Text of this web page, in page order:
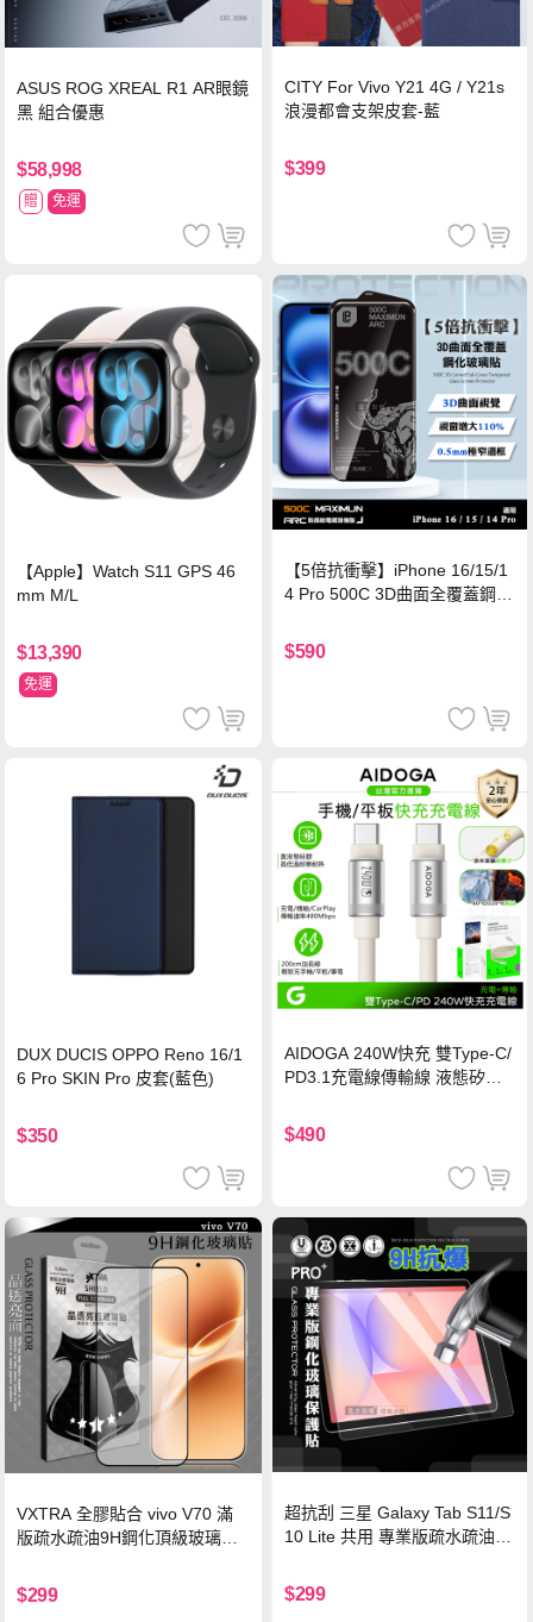
ASUS ROG XREAL R1 AR眼鏡
黑 組合優惠
$58,998
贈 免運
CITY For Vivo Y21 4G / Y21s
浪漫都會支架皮套-藍
$399
【Apple】Watch S11 GPS 46
mm M/L
$13,390
免運
【5倍抗衝擊】iPhone 16/15/1
4 Pro 500C 3D曲面全覆蓋鋼化
保護貼
$590
DUX DUCIS OPPO Reno 16/1
6 Pro SKIN Pro 皮套(藍色)
$350
AIDOGA 240W快充 雙Type-C/
PD3.1充電線傳輸線 液態矽膠
機/平板/筆電
$490
VXTRA 全膠貼合 vivo V70 滿
版疏水疏油9H鋼化頂級玻璃貼
$299
超抗刮 三星 Galaxy Tab S11/S
10 Lite 共用 專業版疏水疏油9
$299